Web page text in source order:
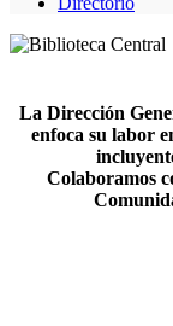
La Dirección
enfoca su labor
Colaboramos